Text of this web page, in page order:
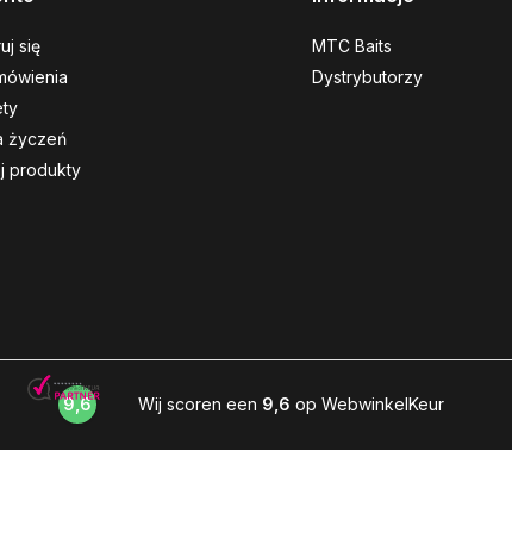
się
życzeń
produkty
MTC Baits
Dystrybutorzy
9,6 Wij scoren een 9,6 op WebwinkelKeur